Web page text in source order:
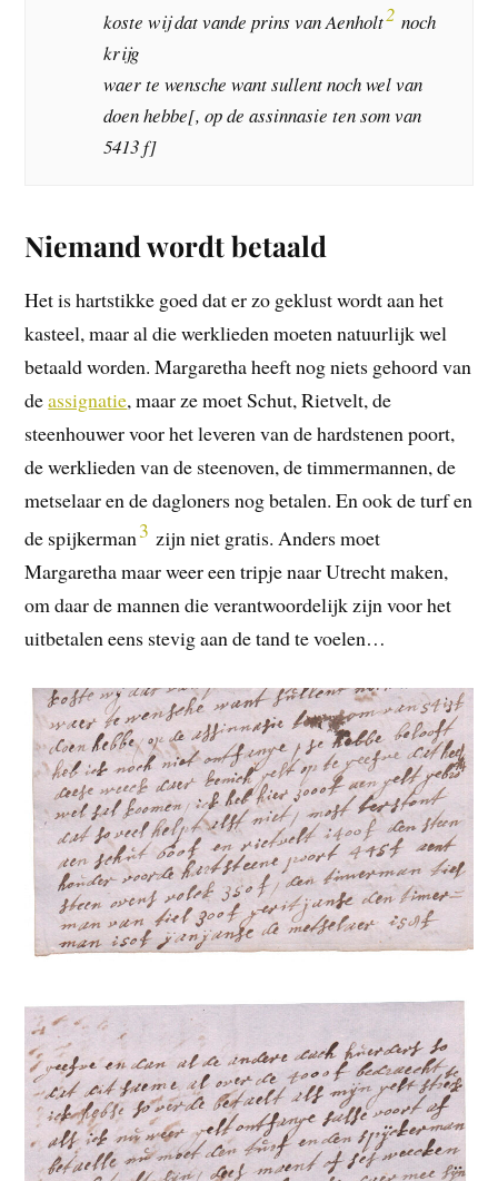
koste wij dat vande prins van Aenholt2 noch
krijg
waer te wensche want sullent noch wel van
doen hebbe[, op de assinnasie ten som van
5413 f]
Niemand wordt betaald
Het is hartstikke goed dat er zo geklust wordt aan het
kasteel, maar al die werklieden moeten natuurlijk wel
betaald worden. Margaretha heeft nog niets gehoord van
deassignatie, maar ze moet Schut, Rietvelt, de
steenhouwer voor het leveren van de hardstenen poort,
de werklieden van de steenoven, de timmermannen, de
metselaar en de dagloners nog betalen. En ook de turf en
de spijkerman3 zijn niet gratis. Anders moet
Margaretha maar weer een tripje naar Utrecht maken,
om daar de mannen die verantwoordelijk zijn voor het
uitbetalen eens stevig aan de tand te voelen…